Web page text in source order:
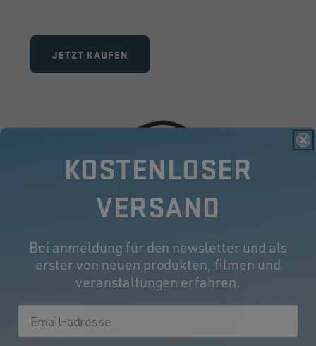
JETZT KAUFEN
KOSTENLOSER
VERSAND
Bei anmeldung für den newsletter und als
erster von neuen produkten, filmen und
veranstaltungen erfahren.